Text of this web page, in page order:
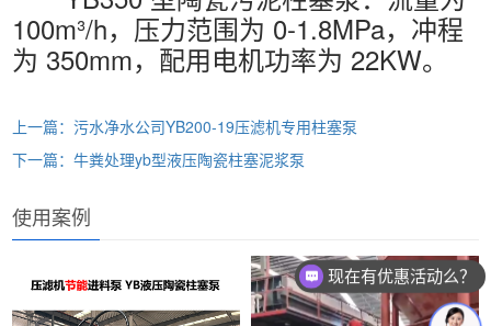
100m³/h，压力范围为 0-1.8MPa，冲程
为 350mm，配用电机功率为 22KW。
上一篇：污水净水公司YB200-19压滤机专用柱塞泵
下一篇：牛粪处理yb型液压陶瓷柱塞泥浆泵
使用案例
可以介绍下你们的产品么？
现在有优惠活动么？